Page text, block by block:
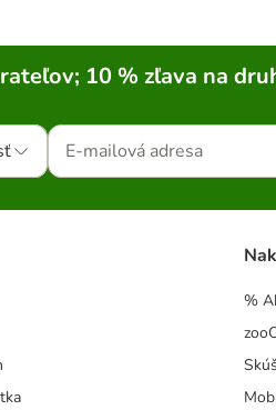
10 % zľava na
%